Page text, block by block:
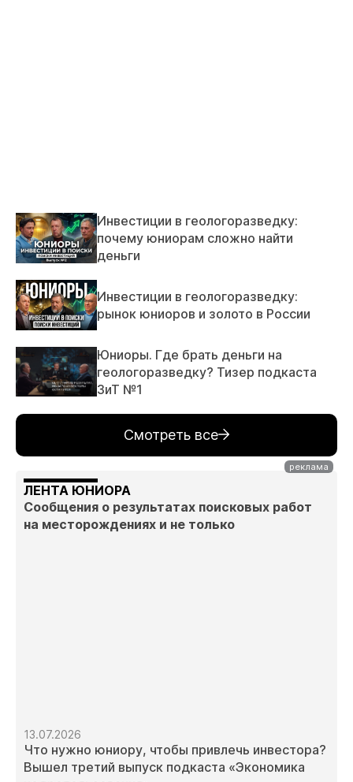
Инвестиции в геологоразведку:
почему юниорам сложно найти
деньги
Инвестиции в геологоразведку:
рынок юниоров и золото в России
Юниоры. Где брать деньги на
геологоразведку? Тизер подкаста
ЗиТ №1
Смотреть все
ЛЕНТА ЮНИОРА
Сообщения о результатах поисковых работ
на месторождениях и не только
13.07.2026
Что нужно юниору, чтобы привлечь инвестора?
Вышел третий выпуск подкаста «Экономика